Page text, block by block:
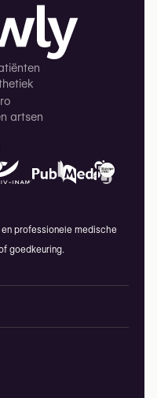
artsen
professionele medische
goedkeuring.